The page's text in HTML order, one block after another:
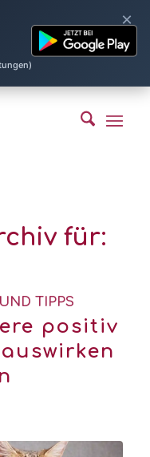
×
für:
TIPPS
positiv